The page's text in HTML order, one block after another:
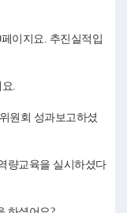
이지요. 추진실적입
.
원회 성과보고하셨
량교육을 실시하셨다